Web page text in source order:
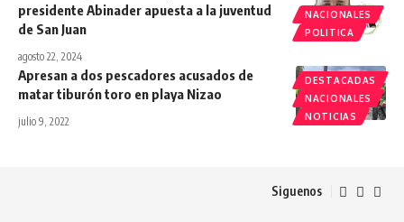
NACIONALES
POLITICA
presidente Abinader apuesta a la juventud
de San Juan
agosto 22, 2024
DESTACADAS
NACIONALES
NOTICIAS
Apresan a dos pescadores acusados de
matar tiburón toro en playa Nizao
julio 9, 2022
Siguenos